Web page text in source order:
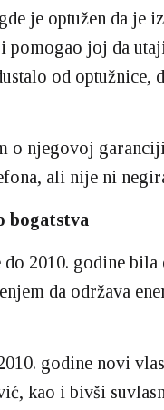
je optužen da je
joj da
od optužnice,
o njegovoj
ali nije ni
bogatstva
do 2010. godine
da održava
godine novi
kao i bivši